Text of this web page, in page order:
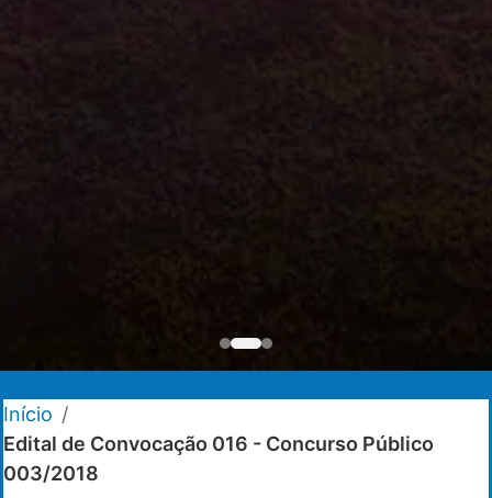
Início /
Edital de Convocação 016 - Concurso Público
003/2018